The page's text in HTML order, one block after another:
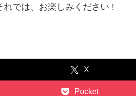
れでは、お楽しみください !
X
Pocket